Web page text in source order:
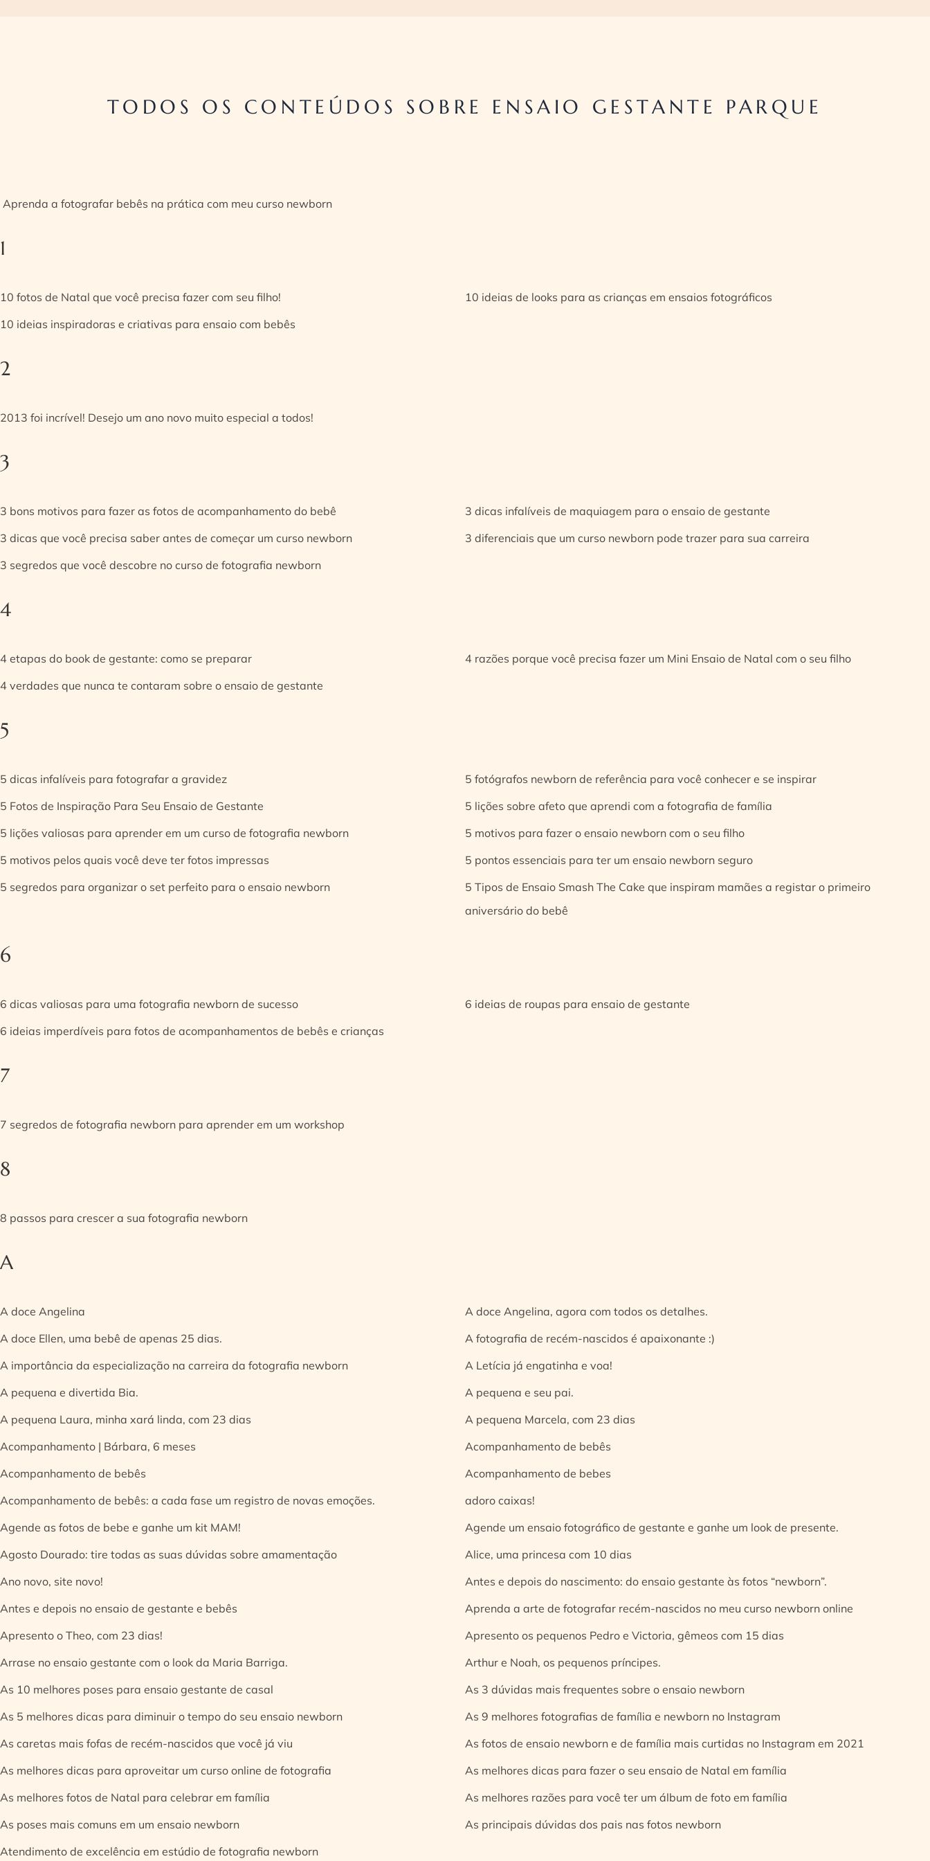
TODOS OS CONTEÚDOS SOBRE ENSAIO GESTANTE PARQUE
Aprenda a fotografar bebês na prática com meu curso newborn
1
10 fotos de Natal que você precisa fazer com seu filho!
10 ideias de looks para as crianças em ensaios fotográficos
10 ideias inspiradoras e criativas para ensaio com bebês
2
2013 foi incrível! Desejo um ano novo muito especial a todos!
3
3 bons motivos para fazer as fotos de acompanhamento do bebê
3 dicas infalíveis de maquiagem para o ensaio de gestante
3 dicas que você precisa saber antes de começar um curso newborn
3 diferenciais que um curso newborn pode trazer para sua carreira
3 segredos que você descobre no curso de fotografia newborn
4
4 etapas do book de gestante: como se preparar
4 razões porque você precisa fazer um Mini Ensaio de Natal com o seu filho
4 verdades que nunca te contaram sobre o ensaio de gestante
5
5 dicas infalíveis para fotografar a gravidez
5 fotógrafos newborn de referência para você conhecer e se inspirar
5 Fotos de Inspiração Para Seu Ensaio de Gestante
5 lições sobre afeto que aprendi com a fotografia de família
5 lições valiosas para aprender em um curso de fotografia newborn
5 motivos para fazer o ensaio newborn com o seu filho
5 motivos pelos quais você deve ter fotos impressas
5 pontos essenciais para ter um ensaio newborn seguro
5 segredos para organizar o set perfeito para o ensaio newborn
5 Tipos de Ensaio Smash The Cake que inspiram mamães a registar o primeiro
aniversário do bebê
6
6 dicas valiosas para uma fotografia newborn de sucesso
6 ideias de roupas para ensaio de gestante
6 ideias imperdíveis para fotos de acompanhamentos de bebês e crianças
7
7 segredos de fotografia newborn para aprender em um workshop
8
8 passos para crescer a sua fotografia newborn
A
A doce Angelina
A doce Angelina, agora com todos os detalhes.
A doce Ellen, uma bebê de apenas 25 dias.
A fotografia de recém-nascidos é apaixonante :)
A importância da especialização na carreira da fotografia newborn
A Letícia já engatinha e voa!
A pequena e divertida Bia.
A pequena e seu pai.
A pequena Laura, minha xará linda, com 23 dias
A pequena Marcela, com 23 dias
Acompanhamento | Bárbara, 6 meses
Acompanhamento de bebês
Acompanhamento de bebês
Acompanhamento de bebes
Acompanhamento de bebês: a cada fase um registro de novas emoções.
adoro caixas!
Agende as fotos de bebe e ganhe um kit MAM!
Agende um ensaio fotográfico de gestante e ganhe um look de presente.
Agosto Dourado: tire todas as suas dúvidas sobre amamentação
Alice, uma princesa com 10 dias
Ano novo, site novo!
Antes e depois do nascimento: do ensaio gestante às fotos “newborn”.
Antes e depois no ensaio de gestante e bebês
Aprenda a arte de fotografar recém-nascidos no meu curso newborn online
Apresento o Theo, com 23 dias!
Apresento os pequenos Pedro e Victoria, gêmeos com 15 dias
Arrase no ensaio gestante com o look da Maria Barriga.
Arthur e Noah, os pequenos príncipes.
As 10 melhores poses para ensaio gestante de casal
As 3 dúvidas mais frequentes sobre o ensaio newborn
As 5 melhores dicas para diminuir o tempo do seu ensaio newborn
As 9 melhores fotografias de família e newborn no Instagram
As caretas mais fofas de recém-nascidos que você já viu
As fotos de ensaio newborn e de família mais curtidas no Instagram em 2021
As melhores dicas para aproveitar um curso online de fotografia
As melhores dicas para fazer o seu ensaio de Natal em família
As melhores fotos de Natal para celebrar em família
As melhores razões para você ter um álbum de foto em família
As poses mais comuns em um ensaio newborn
As principais dúvidas dos pais nas fotos newborn
Atendimento de excelência em estúdio de fotografia newborn